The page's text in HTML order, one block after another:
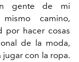
gente de mi
camino,
por hacer cosas
de la moda,
con la ropa.